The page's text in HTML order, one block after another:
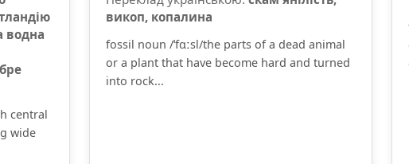
водна
central
wide
викоп, копалина
fossil noun /ˈfɑːsl/the parts of a dead animal
or a plant that have become hard and turned
into rock...